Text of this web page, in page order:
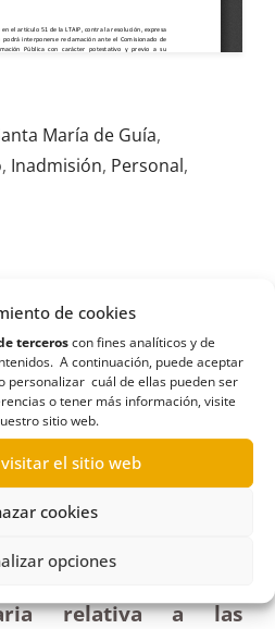
de cookies
terceroscon fines analíticos y de
A continuación, puede aceptar
personalizar cuál de ellas pueden ser
o tener más información, visite
sitio web.
el sitio web
cookies
opciones
María de Guía,
, Inadmisión, Personal,
al Agencia Tributaria
de personal interino
|Desestimatoria
sobre
relativa a las